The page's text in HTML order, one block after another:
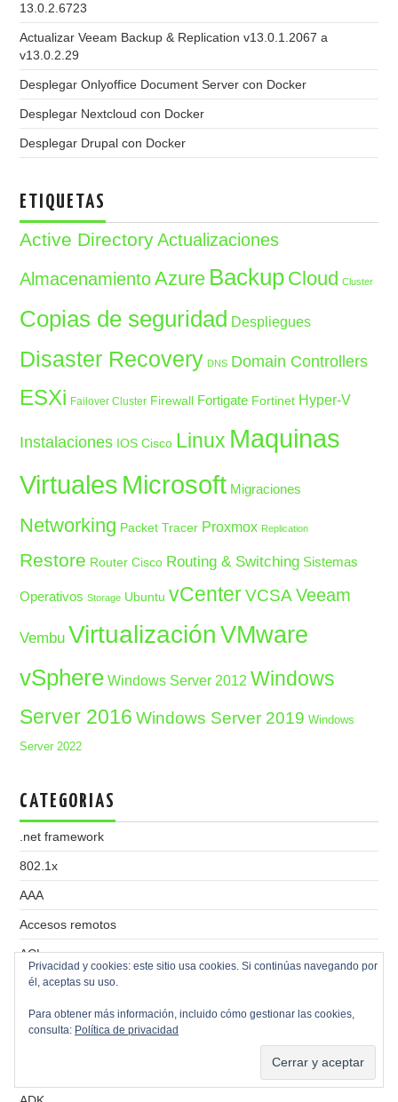
13.0.2.6723
Actualizar Veeam Backup & Replication v13.0.1.2067 a
v13.0.2.29
Desplegar Onlyoffice Document Server con Docker
Desplegar Nextcloud con Docker
Desplegar Drupal con Docker
ETIQUETAS
Active Directory Actualizaciones
Almacenamiento Azure Backup Cloud Cluster
Copias de seguridad Despliegues
Disaster Recovery DNS Domain Controllers
ESXi Failover Cluster Firewall Fortigate Fortinet Hyper-V
Instalaciones IOS Cisco Linux Maquinas
Virtuales Microsoft Migraciones
Networking Packet Tracer Proxmox Replication
Restore Router Cisco Routing & Switching Sistemas
Operativos Storage Ubuntu vCenter VCSA Veeam
Vembu Virtualización VMware
vSphere Windows Server 2012 Windows
Server 2016 Windows Server 2019 Windows
Server 2022
CATEGORIAS
.net framework
802.1x
AAA
Accesos remotos
ACL
Acronis Backup
Active Directory
Privacidad y cookies: este sitio usa cookies. Si continúas navegando por
él, aceptas su uso.
Para obtener más información, incluido cómo gestionar las cookies,
consulta: Política de privacidad